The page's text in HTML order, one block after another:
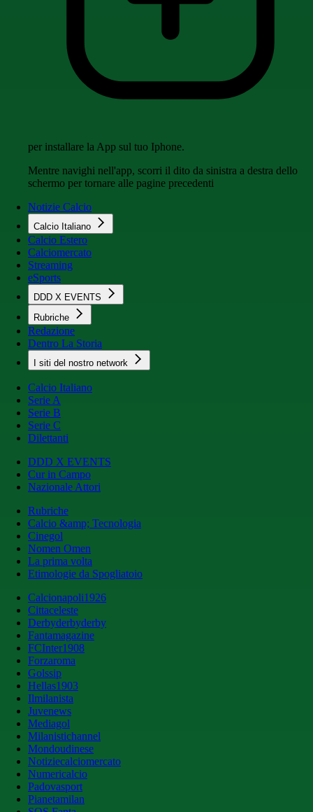
per installare la App sul tuo Iphone.
Mentre navighi nell'app, scorri il dito da sinistra a destra dello
schermo per tornare alle pagine precedenti
Notizie Calcio
Calcio Italiano
Calcio Estero
Calciomercato
Streaming
eSports
DDD X EVENTS
Rubriche
Redazione
Dentro La Storia
I siti del nostro network
Calcio Italiano
Serie A
Serie B
Serie C
Dilettanti
DDD X EVENTS
Cur in Campo
Nazionale Attori
Rubriche
Calcio &amp; Tecnologia
Cinegol
Nomen Omen
La prima volta
Etimologie da Spogliatoio
Calcionapoli1926
Cittaceleste
Derbyderbyderby
Fantamagazine
FCInter1908
Forzaroma
Golssip
Hellas1903
Ilmilanista
Juvenews
Mediagol
Milanistichannel
Mondoudinese
Notiziecalciomercato
Numericalcio
Padovasport
Pianetamilan